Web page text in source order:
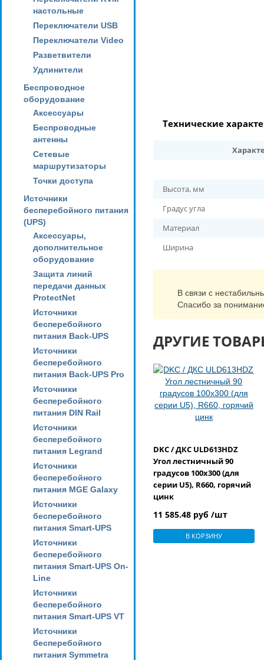
настольные
Переключатели USB
Переключатели Video
Разветвители
Удлинители
Беспроводное
оборудование
Аксессуары
Беспроводные
антенны
Сетевые
маршрутизаторы
Точки доступа
Источники
бесперебойного питания
(UPS)
Аксессуары,
дополнительное
оборудование
Защита линий
передачи данных
ProtectNet
Источники
бесперебойного
питания Back-UPS
Источники
бесперебойного
питания Back-UPS Pro
Источники
бесперебойного
питания DIN Rail
Источники
бесперебойного
питания Legrand
Источники
бесперебойного
питания MGE Galaxy
Источники
бесперебойного
питания Smart-UPS
Источники
бесперебойного
питания Smart-UPS On-
Line
Источники
бесперебойного
питания Smart-UPS VT
Источники
бесперебойного
питания Symmetra
Технические
Высота, мм
Градус угла
Материал
Ширина
В связи с
Спасибо за
ДРУГИЕ
DKC / ДКС ULD613HDZ
Угол лестничный 90
градусов 100x300 (для
серии U5), R660, горячий
цинк
11 585.48 руб /шт
В КОРЗИНУ